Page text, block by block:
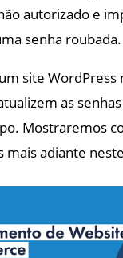
autorizado e
senha roubada.
site WordPress
as
Mostraremos
mais adiante